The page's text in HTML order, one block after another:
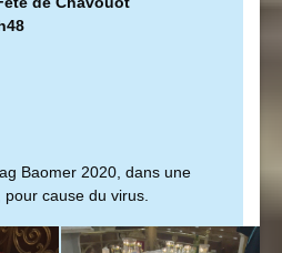
Baomer 2020, dans une
cause du virus.